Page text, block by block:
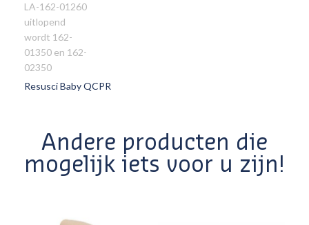
VOEG
TOE
AAN
VERLANGLIJST
LA-162-01260
uitlopend
wordt 162-
01350 en 162-
02350
Resusci Baby QCPR
Andere producten die
mogelijk iets voor u zijn!